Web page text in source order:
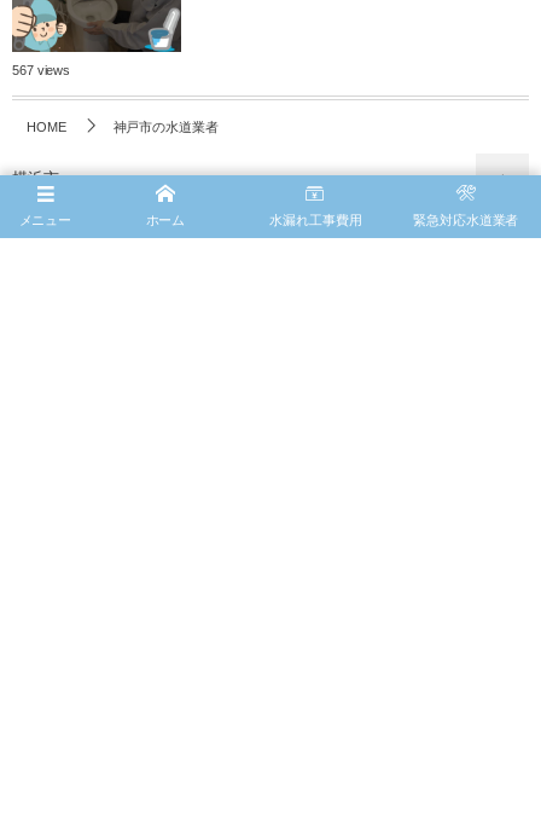
567 views
HOME 神戸市の水道業者
横浜市
メニュー ホーム 水漏れ工事費用 緊急対応水道業者